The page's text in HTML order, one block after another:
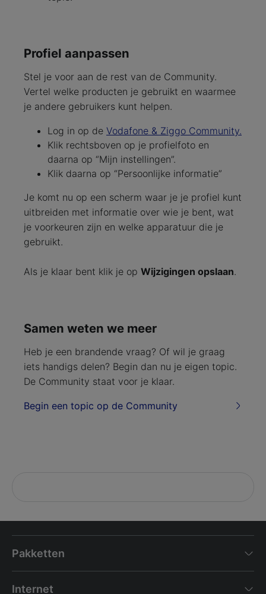
Profiel aanpassen
Stel je voor aan de rest van de Community.
Vertel welke producten je gebruikt en waarmee
je andere gebruikers kunt helpen.
Log in op de Vodafone & Ziggo Community.
Klik rechtsboven op je profielfoto en
daarna op “Mijn instellingen”.
Klik daarna op “Persoonlijke informatie”
Je komt nu op een scherm waar je je profiel kunt
uitbreiden met informatie over wie je bent, wat
je voorkeuren zijn en welke apparatuur die je
gebruikt.
Als je klaar bent klik je op Wijzigingen opslaan.
Samen weten we meer
Heb je een brandende vraag? Of wil je graag
iets handigs delen? Begin dan nu je eigen topic.
De Community staat voor je klaar.
Begin een topic op de Community
Pakketten
Internet